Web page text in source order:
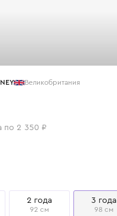
Великобритания
по 2 350 ₽
2 года
92 см
3 года
98 см